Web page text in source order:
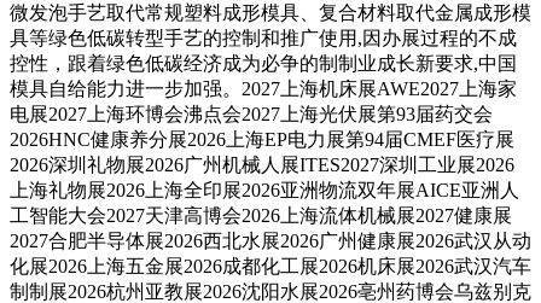
微发泡手艺取代常规塑料成形模具、复合材料取代金属成形模
具等绿色低碳转型手艺的控制和推广使用,因办展过程的不成
控性，跟着绿色低碳经济成为必争的制制业成长新要求,中国
模具自给能力进一步加强。2027上海机床展AWE2027上海家
电展2027上海环博会沸点会2027上海光伏展第93届药交会
2026HNC健康养分展2026上海EP电力展第94届CMEF医疗展
2026深圳礼物展2026广州机械人展ITES2027深圳工业展2026
上海礼物展2026上海全印展2026亚洲物流双年展AICE亚洲人
工智能大会2027天津高博会2026上海流体机械展2027健康展
2027合肥半导体展2026西北水展2026广州健康展2026武汉从动
化展2026上海五金展2026成都化工展2026机床展2026武汉汽车
制制展2026杭州亚教展2026沈阳水展2026亳州药博会乌兹别克